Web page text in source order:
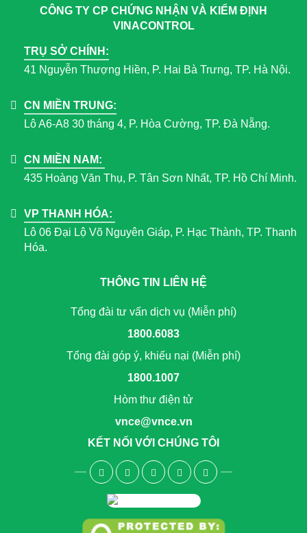
CÔNG TY CP CHỨNG NHẬN VÀ KIỂM ĐỊNH
VINACONTROL
TRỤ SỞ CHÍNH:
41 Nguyễn Thượng Hiền, P. Hai Bà Trưng, TP. Hà Nội.
CN MIỀN TRUNG:
Lô A6-A8 30 tháng 4, P. Hòa Cường, TP. Đà Nẵng.
CN MIỀN NAM:
435 Hoàng Văn Thụ, P. Tân Sơn Nhất, TP. Hồ Chí Minh.
VP THANH HÓA:
Lô 06 Đại Lộ Võ Nguyên Giáp, P. Hạc Thành, TP. Thanh
Hóa.
THÔNG TIN LIÊN HỆ
Tổng đài tư vấn dịch vụ (Miễn phí)
1800.6083
Tổng đài góp ý, khiếu nại (Miễn phí)
1800.1007
Hòm thư điện tử
vnce@vnce.vn
KẾT NỐI VỚI CHÚNG TÔI